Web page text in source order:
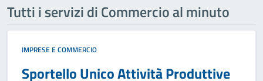
Tutti i servizi di Commercio al minuto
IMPRESE E COMMERCIO
Sportello Unico Attività Produttive